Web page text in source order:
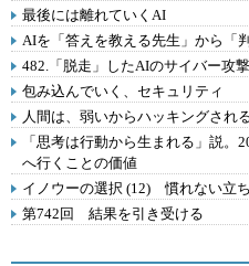
最後には離れていくAI
AIを「答えを教える先生」から「
482.「脱走」したAIのサイバー攻撃
包み込んでいく、セキュリティ
人間は、弱いからハッキングされ
「思考は行動から生まれる」説
へ行くことの価値
イノウーの選択 (12) 慣れない立
第742回 結果を引き受ける